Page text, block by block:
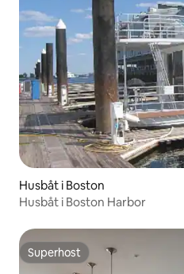
Husbåt i Boston
Husbåt i Boston Harbor
Superhost
Superhost